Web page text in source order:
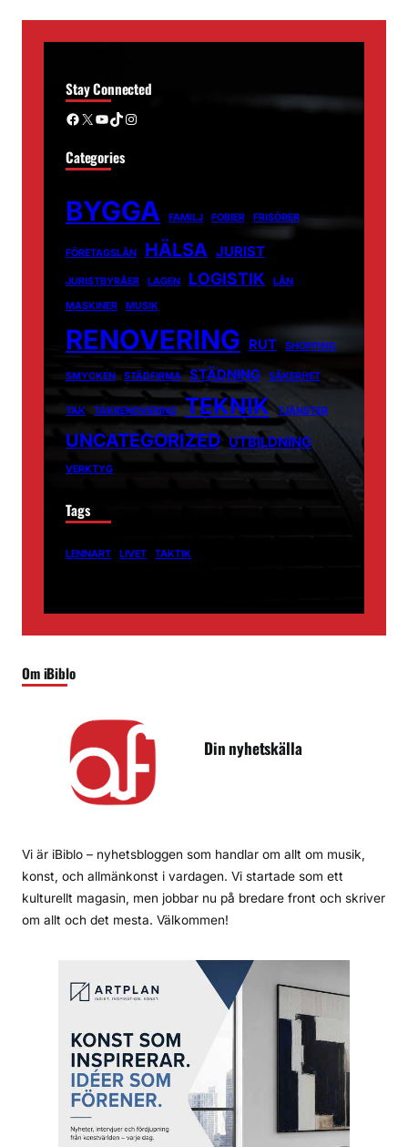
Stay Connected
Facebook X YouTube TikTok Instagram
Categories
BYGGA FAMILJ FOBIER FRISÖRER
FÖRETAGSLÅN HÄLSA JURIST
JURISTBYRÅER LAGEN LOGISTIK LÅN
MASKINER MUSIK
RENOVERING RUT SHOPPING
SMYCKEN STÄDFIRMA STÄDNING SÄKERHET
TAK TAKRENOVERING TEKNIK TJÄNSTER
UNCATEGORIZED UTBILDNING
VERKTYG
Tags
LENNART LIVET TAKTIK
Om iBiblo
Din nyhetskälla
Vi är iBiblo – nyhetsbloggen som handlar om allt om musik,
konst, och allmänkonst i vardagen. Vi startade som ett
kulturellt magasin, men jobbar nu på bredare front och skriver
om allt och det mesta. Välkommen!